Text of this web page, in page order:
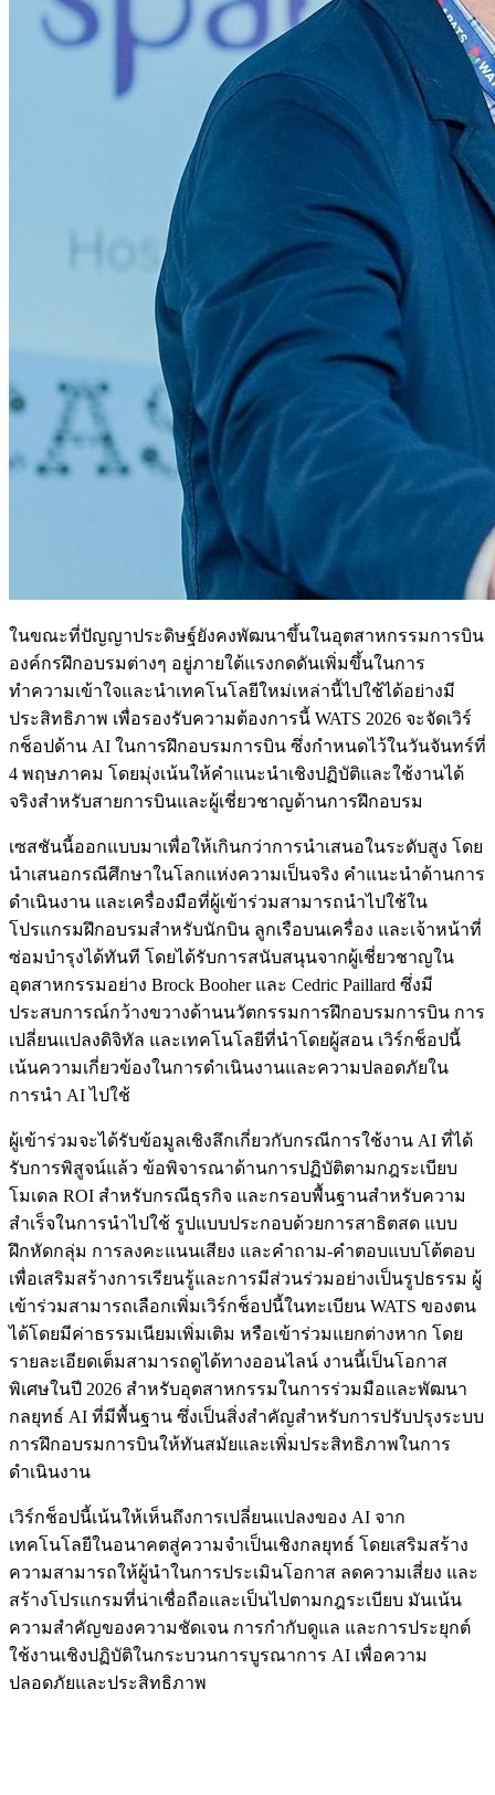
ในขณะที่ปัญญาประดิษฐ์ยังคงพัฒนาขึ้นในอุตสาหกรรมการบิน
องค์กรฝึกอบรมต่างๆ อยู่ภายใต้แรงกดดันเพิ่มขึ้นในการ
ทำความเข้าใจและนำเทคโนโลยีใหม่เหล่านี้ไปใช้ได้อย่างมี
ประสิทธิภาพ เพื่อรองรับความต้องการนี้ WATS 2026 จะจัดเวิร์
กช็อปด้าน AI ในการฝึกอบรมการบิน ซึ่งกำหนดไว้ในวันจันทร์ที่
4 พฤษภาคม โดยมุ่งเน้นให้คำแนะนำเชิงปฏิบัติและใช้งานได้
จริงสำหรับสายการบินและผู้เชี่ยวชาญด้านการฝึกอบรม
เซสชันนี้ออกแบบมาเพื่อให้เกินกว่าการนำเสนอในระดับสูง โดย
นำเสนอกรณีศึกษาในโลกแห่งความเป็นจริง คำแนะนำด้านการ
ดำเนินงาน และเครื่องมือที่ผู้เข้าร่วมสามารถนำไปใช้ใน
โปรแกรมฝึกอบรมสำหรับนักบิน ลูกเรือบนเครื่อง และเจ้าหน้าที่
ซ่อมบำรุงได้ทันที โดยได้รับการสนับสนุนจากผู้เชี่ยวชาญใน
อุตสาหกรรมอย่าง Brock Booher และ Cedric Paillard ซึ่งมี
ประสบการณ์กว้างขวางด้านนวัตกรรมการฝึกอบรมการบิน การ
เปลี่ยนแปลงดิจิทัล และเทคโนโลยีที่นำโดยผู้สอน เวิร์กช็อปนี้
เน้นความเกี่ยวข้องในการดำเนินงานและความปลอดภัยใน
การนำ AI ไปใช้
ผู้เข้าร่วมจะได้รับข้อมูลเชิงลึกเกี่ยวกับกรณีการใช้งาน AI ที่ได้
รับการพิสูจน์แล้ว ข้อพิจารณาด้านการปฏิบัติตามกฎระเบียบ
โมเดล ROI สำหรับกรณีธุรกิจ และกรอบพื้นฐานสำหรับความ
สำเร็จในการนำไปใช้ รูปแบบประกอบด้วยการสาธิตสด แบบ
ฝึกหัดกลุ่ม การลงคะแนนเสียง และคำถาม-คำตอบแบบโต้ตอบ
เพื่อเสริมสร้างการเรียนรู้และการมีส่วนร่วมอย่างเป็นรูปธรรม ผู้
เข้าร่วมสามารถเลือกเพิ่มเวิร์กช็อปนี้ในทะเบียน WATS ของตน
ได้โดยมีค่าธรรมเนียมเพิ่มเติม หรือเข้าร่วมแยกต่างหาก โดย
รายละเอียดเต็มสามารถดูได้ทางออนไลน์ งานนี้เป็นโอกาส
พิเศษในปี 2026 สำหรับอุตสาหกรรมในการร่วมมือและพัฒนา
กลยุทธ์ AI ที่มีพื้นฐาน ซึ่งเป็นสิ่งสำคัญสำหรับการปรับปรุงระบบ
การฝึกอบรมการบินให้ทันสมัยและเพิ่มประสิทธิภาพในการ
ดำเนินงาน
เวิร์กช็อปนี้เน้นให้เห็นถึงการเปลี่ยนแปลงของ AI จาก
เทคโนโลยีในอนาคตสู่ความจำเป็นเชิงกลยุทธ์ โดยเสริมสร้าง
ความสามารถให้ผู้นำในการประเมินโอกาส ลดความเสี่ยง และ
สร้างโปรแกรมที่น่าเชื่อถือและเป็นไปตามกฎระเบียบ มันเน้น
ความสำคัญของความชัดเจน การกำกับดูแล และการประยุกต์
ใช้งานเชิงปฏิบัติในกระบวนการบูรณาการ AI เพื่อความ
ปลอดภัยและประสิทธิภาพ